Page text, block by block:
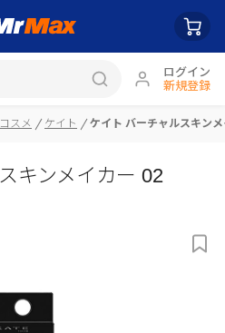
ログイン
新規登録
スメ ケイト ケイト バーチャルスキン
キンメイカー 02